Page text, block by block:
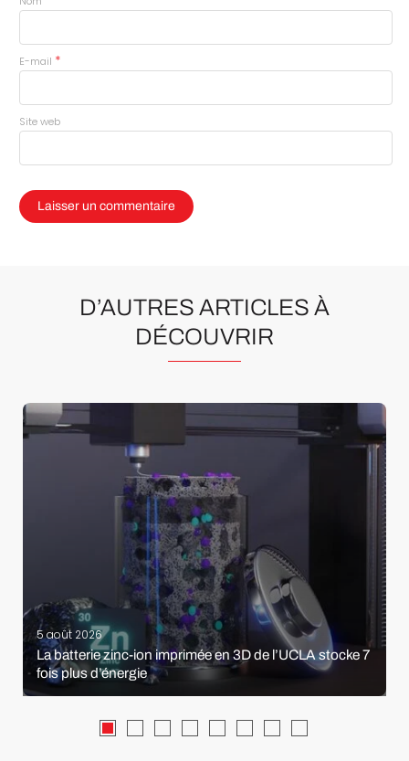
E-mail *
Site web
D’AUTRES ARTICLES À
DÉCOUVRIR
5 août 2026
La batterie zinc-ion imprimée en 3D de l’UCLA stocke 7
fois plus d’énergie